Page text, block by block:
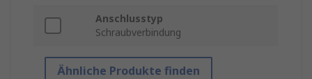
Anschlusstyp
Schraubverbindung
Ähnliche Produkte finden